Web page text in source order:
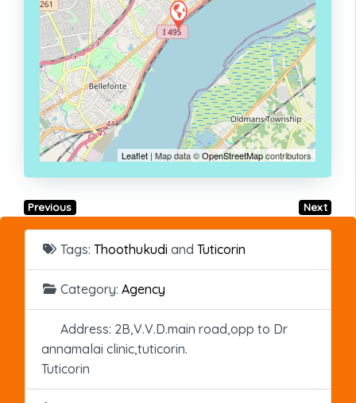
Leaflet | Map data ©OpenStreetMapcontributors
Previous Next
Tags: Thoothukudi and Tuticorin
Category: Agency
Address: 2B,V.V.D.main road,opp to Dr
annamalai clinic,tuticorin.
Tuticorin